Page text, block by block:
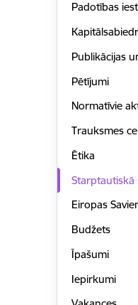
Padotības
Publikācijas
Pētījumi
Normatīvie
Trauksmes
Ētika
Starptautiskā
Eiropas
Budžets
Īpašumi
Iepirkumi